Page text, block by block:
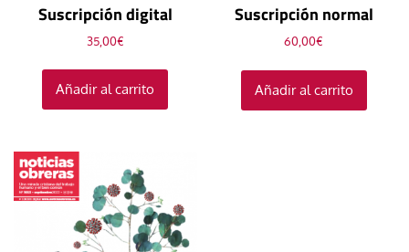
Suscripción digital
35,00€
Añadir al carrito
Suscripción normal
60,00€
Añadir al carrito